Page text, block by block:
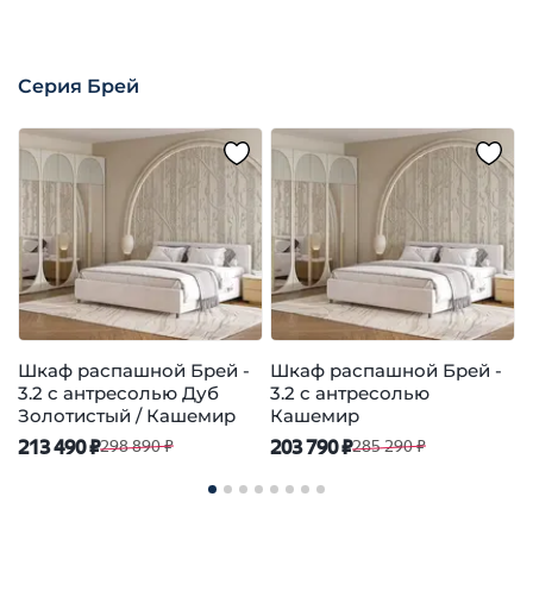
Серия Брей
Шкаф распашной Брей -
3.2 с антресолью Дуб
Золотистый / Кашемир
213 490 ₽298 890 ₽
Шкаф распашной Брей -
3.2 с антресолью
Кашемир
203 790 ₽285 290 ₽